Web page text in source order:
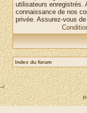
utilisateurs enregistrés.
connaissance de nos
privée. Assurez-vous
Index du forum
--/